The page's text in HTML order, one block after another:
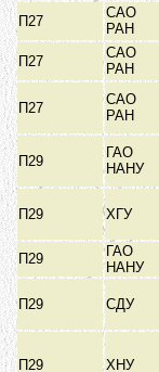
П27
САО
РАН
П27
САО
РАН
П27
САО
РАН
П29
ГАО
НАНУ
П29 ХГУ
П29
ГАО
НАНУ
П29 СДУ
П29 ХНУ